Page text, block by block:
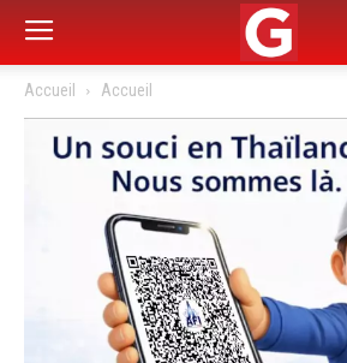
Accueil Accueil